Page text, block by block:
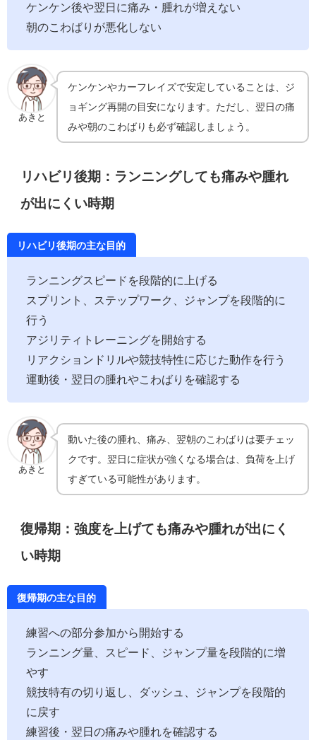
ケンケン後や翌日に痛み・腫れが増えない
朝のこわばりが悪化しない
あきと
ケンケンやカーフレイズで安定していることは、ジ
ョギング再開の目安になります。ただし、翌日の痛
みや朝のこわばりも必ず確認しましょう。
リハビリ後期：ランニングしても痛みや腫れ
が出にくい時期
リハビリ後期の主な目的
ランニングスピードを段階的に上げる
スプリント、ステップワーク、ジャンプを段階的に
行う
アジリティトレーニングを開始する
リアクションドリルや競技特性に応じた動作を行う
運動後・翌日の腫れやこわばりを確認する
あきと
動いた後の腫れ、痛み、翌朝のこわばりは要チェッ
クです。翌日に症状が強くなる場合は、負荷を上げ
すぎている可能性があります。
復帰期：強度を上げても痛みや腫れが出にく
い時期
復帰期の主な目的
練習への部分参加から開始する
ランニング量、スピード、ジャンプ量を段階的に増
やす
競技特有の切り返し、ダッシュ、ジャンプを段階的
に戻す
練習後・翌日の痛みや腫れを確認する